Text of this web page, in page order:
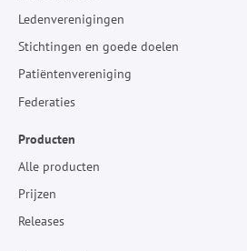
Ledenverenigingen
Stichtingen en goede doelen
Patiëntenvereniging
Federaties
Producten
Alle producten
Prijzen
Releases